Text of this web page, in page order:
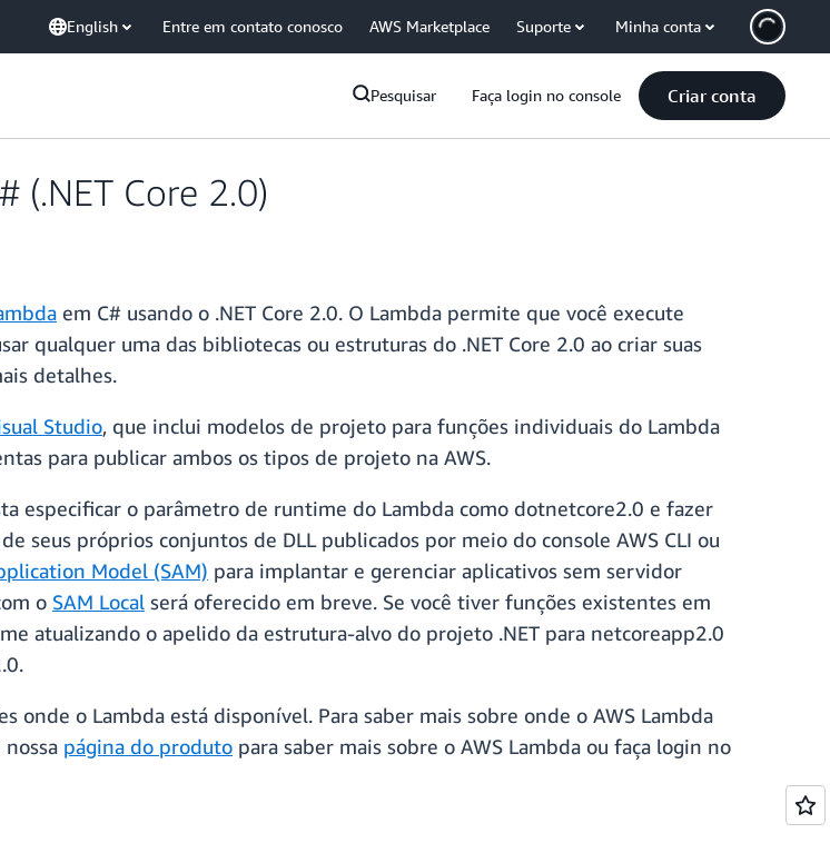
English Entre em contato conosco AWS Marketplace Suporte Minha conta
Pesquisar Faça login no console Criar conta
(.NET Core 2.0)
em C# usando o .NET Core 2.0. O Lambda permite que você execute
qualquer uma das bibliotecas ou estruturas do .NET Core 2.0 ao criar suas
detalhes.
Studio, que inclui modelos de projeto para funções individuais do Lambda
para publicar ambos os tipos de projeto na AWS.
especificar o parâmetro de runtime do Lambda como dotnetcore2.0 e fazer
seus próprios conjuntos de DLL publicados por meio do console AWS CLI ou
Model (SAM) para implantar e gerenciar aplicativos sem servidor
o SAM Local será oferecido em breve. Se você tiver funções existentes em
atualizando o apelido da estrutura-alvo do projeto .NET para netcoreapp2.0
onde o Lambda está disponível. Para saber mais sobre onde o AWS Lambda
página do produto para saber mais sobre o AWS Lambda ou faça login no